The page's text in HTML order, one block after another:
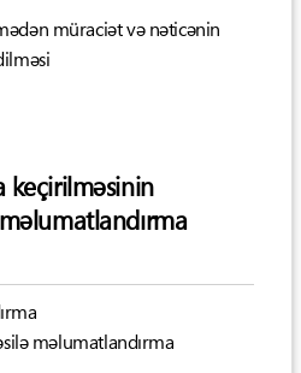
müraciət və nəticənin
keçirilməsinin
məlumatlandırma